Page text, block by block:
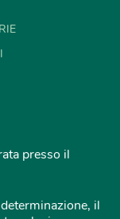
presso il
il